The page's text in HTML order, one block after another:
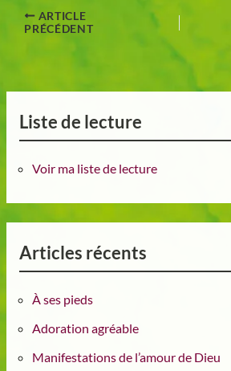
ARTICLE
PRÉCÉDENT
Liste de lecture
Voir ma liste de lecture
Articles récents
À ses pieds
Adoration agréable
Manifestations de l’amour de Dieu